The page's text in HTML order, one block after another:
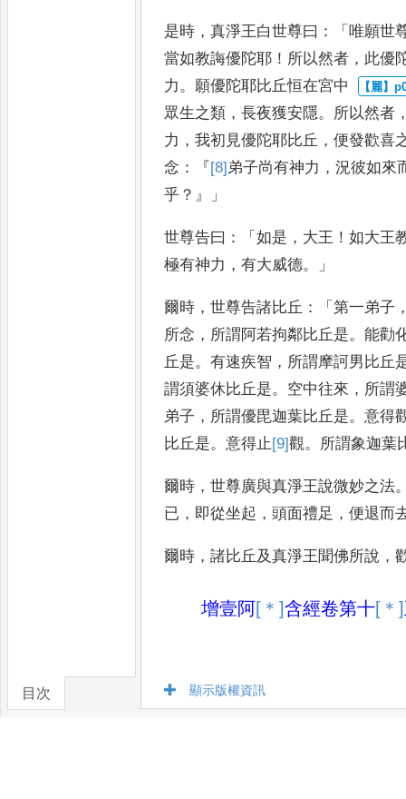
目次
是時 ，真淨王白世尊曰 ：「唯願世
當如教誨優陀耶 ！ 所以然者 ， 此優
力。 願優陀耶比丘恒在宮中
眾生之類 ，長夜獲安隱。 所以然者
力 ，我初見優陀耶比丘 ，便發歡喜
念 ：『[8]弟子尚有神力 ，況彼如來
乎 ？』」
世尊告曰 ：「如是 ， 大王 ！如大王
極有神力 ，有大威德。」
爾時 ，世尊告諸比丘 ：「第一弟子
所念 ， 所謂阿若拘鄰比丘是。能勸
丘是。有速疾智 ， 所謂摩訶男比丘
謂須婆休比丘是。 空中往來 ， 所謂
弟子 ， 所謂優毘迦葉比丘是。意得
比丘是。意得止[9]觀。 所謂象迦葉
爾時 ，世尊廣與真淨王說微妙之法
已 ， 即從坐起 ，頭面禮足 ，便退而
爾時 ，諸比丘及真淨王聞佛所說 ，
增壹阿[＊]含經卷第十[＊]
顯示版權資訊